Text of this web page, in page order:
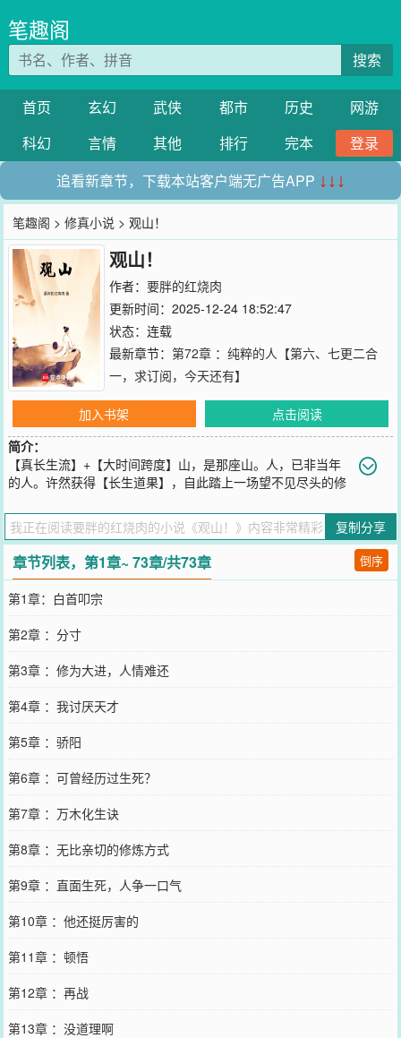
笔趣阁
搜索
首页 玄幻 武侠 都市 历史
网游
科幻
言情 其他 排行 完本
登录
追看新章节，下载本站客户端无广告APP ↓↓↓
笔趣阁 >修真小说 > 观山！
观山！
作者： 要胖的红烧肉
更新时间：2025-12-24 18:52:47
状态：连载
最新章节： 第72章 ：纯粹的人【第六、七更二合
一，求订阅，今天还有】
加入书架
点击阅读
简介：
【真长生流】+【大时间跨度】山，是那座山。人，已非当年
的人。许然获得【长生道果】，自此踏上一场望不见尽头的修
枯骨。长生路上，故人皆散，大道独行。沧海桑田，诸世变迁，唯有
他岿然不动，静观那山
您要是觉得《 观山！ 》还不错的话请不要忘记向您QQ群和微博微信里
的朋友推荐哦！
复制分享
章节列表，第1章~ 73章/共73章 倒序
第1章：白首叩宗
第2章 ：分寸
第3章 ：修为大进，人情难还
第4章 ：我讨厌天才
第5章 ：骄阳
第6章 ：可曾经历过生死？
第7章 ：万木化生诀
第8章 ：无比亲切的修炼方式
第9章 ：直面生死，人争一口气
第10章 ：他还挺厉害的
第11章 ：顿悟
第12章 ：再战
第13章 ：没道理啊